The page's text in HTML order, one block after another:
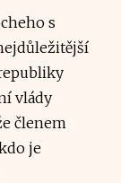
s
vlády
členem
je